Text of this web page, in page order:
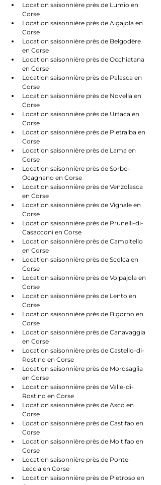
Location saisonnière près de Lumio en
Corse
Location saisonnière près de Algajola en
Corse
Location saisonnière près de Belgodère
en Corse
Location saisonnière près de Occhiatana
en Corse
Location saisonnière près de Palasca en
Corse
Location saisonnière près de Novella en
Corse
Location saisonnière près de Urtaca en
Corse
Location saisonnière près de Pietralba en
Corse
Location saisonnière près de Lama en
Corse
Location saisonnière près de Sorbo-
Ocagnano en Corse
Location saisonnière près de Venzolasca
en Corse
Location saisonnière près de Vignale en
Corse
Location saisonnière près de Prunelli-di-
Casacconi en Corse
Location saisonnière près de Campitello
en Corse
Location saisonnière près de Scolca en
Corse
Location saisonnière près de Volpajola en
Corse
Location saisonnière près de Lento en
Corse
Location saisonnière près de Bigorno en
Corse
Location saisonnière près de Canavaggia
en Corse
Location saisonnière près de Castello-di-
Rostino en Corse
Location saisonnière près de Morosaglia
en Corse
Location saisonnière près de Valle-di-
Rostino en Corse
Location saisonnière près de Asco en
Corse
Location saisonnière près de Castifao en
Corse
Location saisonnière près de Moltifao en
Corse
Location saisonnière près de Ponte-
Leccia en Corse
Location saisonnière près de Pietroso en